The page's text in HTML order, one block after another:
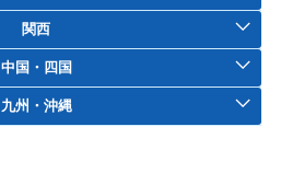
関西
中国・四国
九州・沖縄